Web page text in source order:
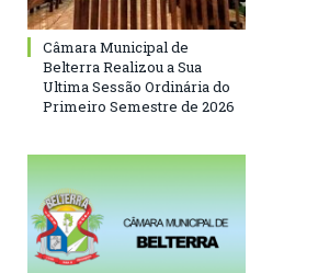
Câmara Municipal de
Belterra Realizou a Sua
Ultima Sessão Ordinária do
Primeiro Semestre de 2026